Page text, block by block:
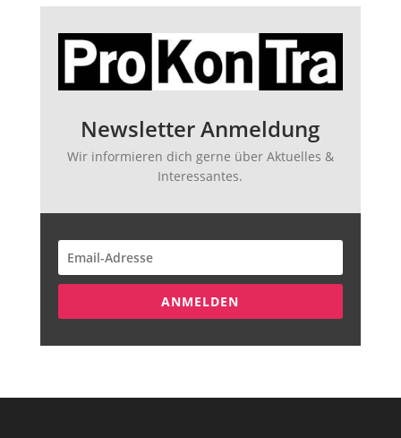
Newsletter Anmeldung
Wir informieren dich gerne über Aktuelles &
Interessantes.
ANMELDEN